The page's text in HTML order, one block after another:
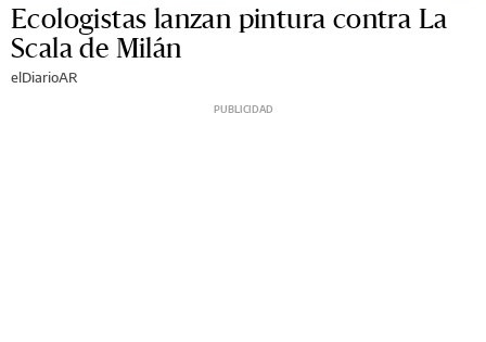
Ecologistas lanzan pintura contra La
Scala de Milán
elDiarioAR